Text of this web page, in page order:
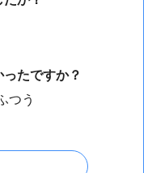
たですか？
つう